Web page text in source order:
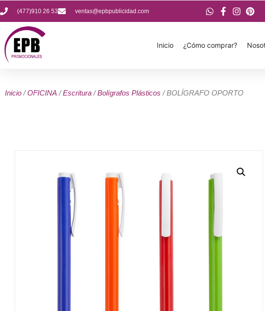
(477)910 26 53 ventas@epbpublicidad.com
Inicio ¿Cómo comprar?
Inicio /OFICINA /Escritura /Bolígrafos Plásticos / BOLÍGRAFO OPORTO